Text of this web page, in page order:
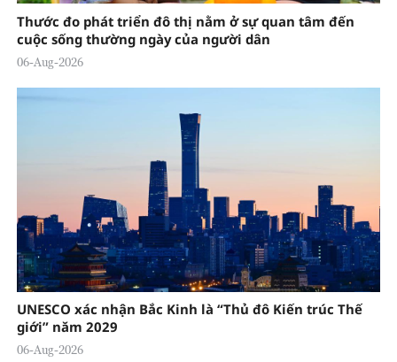
Thước đo phát triển đô thị nằm ở sự quan tâm đến
cuộc sống thường ngày của người dân
06-Aug-2026
UNESCO xác nhận Bắc Kinh là “Thủ đô Kiến trúc Thế
giới” năm 2029
06-Aug-2026